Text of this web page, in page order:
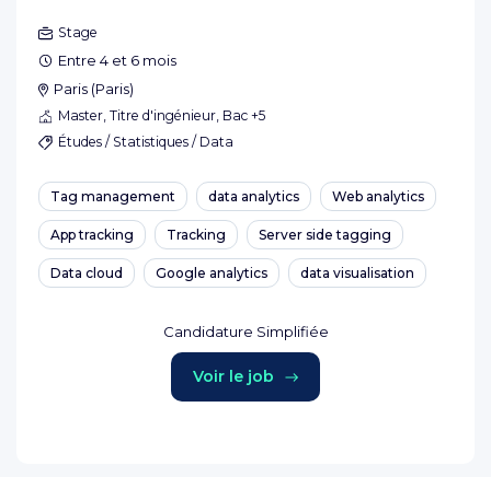
Stage
Entre 4 et 6 mois
Paris (Paris)
Master, Titre d'ingénieur, Bac +5
Études / Statistiques / Data
Tag management data analytics Web analytics
App tracking Tracking Server side tagging
Data cloud Google analytics data visualisation
Candidature Simplifiée
Voir le job